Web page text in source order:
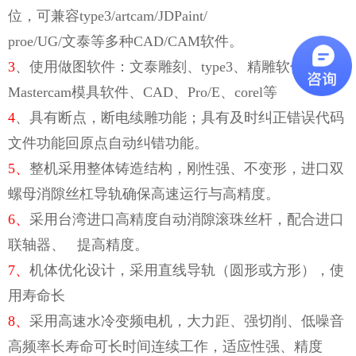
位，可兼容type3/artcam/JDPaint/
proe/UG/文泰等多种CAD/CAM软件。
3、使用做图软件：文泰雕刻、type3、精雕软件、
Mastercam模具软件、CAD、Pro/E、corel等
4、具有断点，断电续雕功能；具有及时纠正错误代码
文件功能回原点自动纠错功能。
5、 整机采用整体铸造结构，刚性强、不变形，进口双
螺母消隙丝杠导轨确保高速运行与高精度。
6、 采用台湾进口高精度自动消隙滚珠丝杆，配合进口
联轴器、 提高精度。
7、 机体优化设计，采用直线导轨（圆形或方形），使
用寿命长
8、 采用高速水冷变频电机，大力距、强切削、低噪音
高频率长寿命可长时间连续工作，适应性强、精度